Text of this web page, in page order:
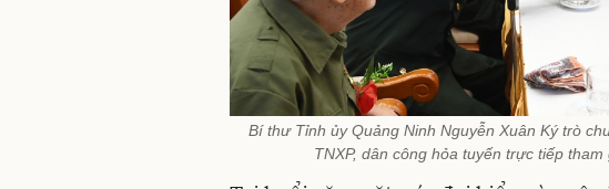
Bí thư Tỉnh ủy Quảng Ninh Nguyễn Xuân Ký trò
TNXP, dân công hỏa tuyến trực tiếp